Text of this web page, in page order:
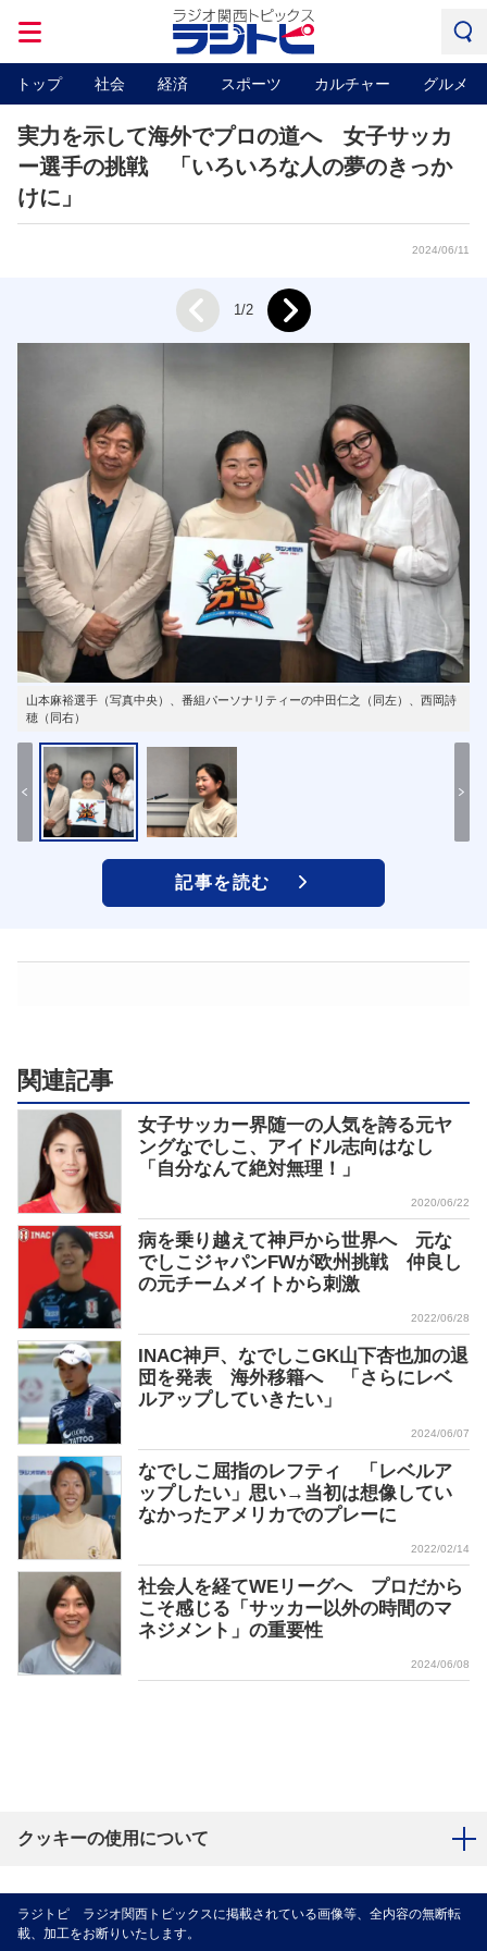
トップ 社会 経済 スポーツ カルチャー グルメ
実力を示して海外でプロの道へ 女子サッカ
ー選手の挑戦 「いろいろな人の夢のきっか
けに」
2024/06/11
山本麻裕選手（写真中央）、番組パーソナリティーの中田仁之（同左）、西岡詩
穂（同右）
Prev 1/2 Next
記事を読む
関連記事
女子サッカー界随一の人気を誇る元ヤ
ングなでしこ、アイドル志向はなし
「自分なんて絶対無理！」
2020/06/22
病を乗り越えて神戸から世界へ 元な
でしこジャパンFWが欧州挑戦 仲良し
の元チームメイトから刺激
2022/06/28
INAC神戸、なでしこGK山下杏也加の退
団を発表 海外移籍へ 「さらにレベ
ルアップしていきたい」
2024/06/07
なでしこ屈指のレフティ 「レベルア
ップしたい」思い→当初は想像してい
なかったアメリカでのプレーに
2022/02/14
社会人を経てWEリーグへ プロだから
こそ感じる「サッカー以外の時間のマ
ネジメント」の重要性
2024/06/08
クッキーの使用について
ラジトピ ラジオ関西トピックスに掲載されている画像等、全内容の無断転
載、加工をお断りいたします。